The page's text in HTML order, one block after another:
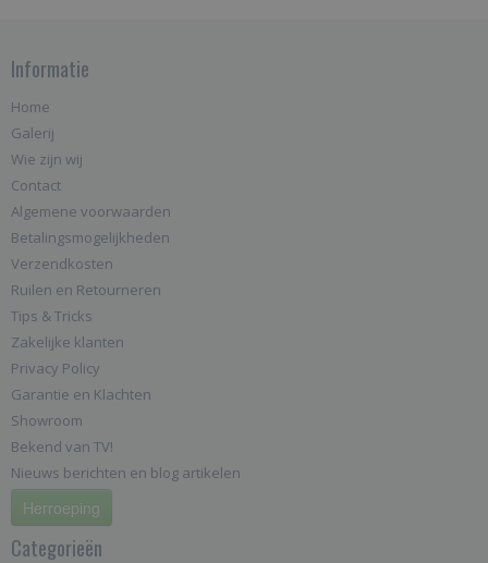
Informatie
Home
Galerij
Wie zijn wij
Contact
Algemene voorwaarden
Betalingsmogelijkheden
Verzendkosten
Ruilen en Retourneren
Tips & Tricks
Zakelijke klanten
Privacy Policy
Garantie en Klachten
Showroom
Bekend van TV!
Nieuws berichten en blog artikelen
Herroeping
Categorieën